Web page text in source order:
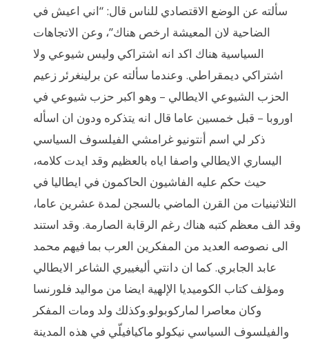
سألته عن الوضع الاقتصادي للناس قال: “اني اعيش في
الضاحية لان المعيشة ارخص هناك”، وعن الاتجاهات
السياسية هناك اكد انه اشتراكي وليس شيوعي ولا
اشتراكي ديمقراطي. وعندما سألته عن برلينغرئر زعيم
الحزب الشيوعي الايطالي – وهو اكبر حزب شيوعي في
اوروبا – قبل خمسين عاما قال انه يتذكره ودون ان اسأله
ذكر لي اسم أنتونيو غرامشي الفيلسوف السياسي
اليساري الايطالي واصفا اياه بالعظيم وقد ايدت كلامه،
حيث حكم عليه الفاشيون الحاكمون في ايطاليا في
الثلاثينيات من القرن الماضي بالسجن لمدة عشرين عاما،
وقد الف معظم كتبه هناك رغم الرقابة الصارمة. وقد استند
الى نصوصه العديد من المفكرين العرب بما فيهم محمد
عابد الجابري. كما ان دانتي أليغييري الشاعر الايطالي
ومؤلف كتاب الكوميديا الإلهية ايضا من مواليد فلورنسا
وكان معاصرا لماركوبولو.وكذلك ولد ومات المفكر
والفيلسوف السياسي نيكولو ماكيافيلّي في هذه المدينة